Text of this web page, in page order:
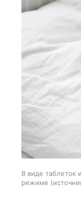
В виде таблеток
режиме